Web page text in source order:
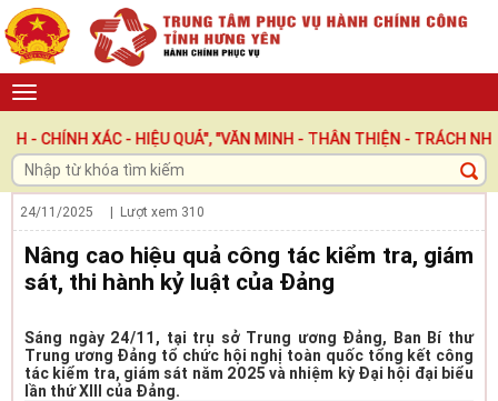
XÁC - HIỆU QUẢ", "VĂN MINH - THÂN THIỆN - TRÁCH NHIỆM ",
24/11/2025 | Lượt xem 310
Nâng cao hiệu quả công tác kiểm tra, giám
sát, thi hành kỷ luật của Đảng
Sáng ngày 24/11, tại trụ sở Trung ương Đảng, Ban Bí thư
Trung ương Đảng tổ chức hội nghị toàn quốc tổng kết công
tác kiểm tra, giám sát năm 2025 và nhiệm kỳ Đại hội đại biểu
lần thứ XIII của Đảng.